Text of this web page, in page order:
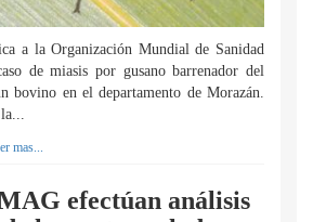
a la Organización Mundial de Sanidad
de miasis por gusano barrenador del
bovino en el departamento de Morazán.
mas...
efectúan análisis